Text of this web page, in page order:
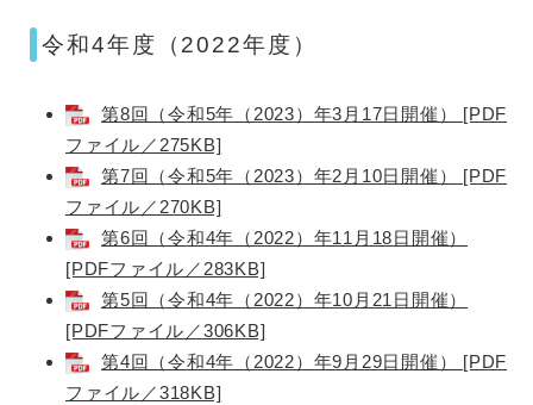
令和4年度（2022年度）
第8回（令和5年（2023）年3月17日開催） [PDF
ファイル／275KB]
第7回（令和5年（2023）年2月10日開催） [PDF
ファイル／270KB]
第6回（令和4年（2022）年11月18日開催）
[PDFファイル／283KB]
第5回（令和4年（2022）年10月21日開催）
[PDFファイル／306KB]
第4回（令和4年（2022）年9月29日開催） [PDF
ファイル／318KB]